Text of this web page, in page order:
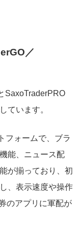
／
SaxoTraderPRO
ています。
フォームで、ブラ
能、ニュース配
が揃っており、初
、表示速度や操作
のアプリに軍配が